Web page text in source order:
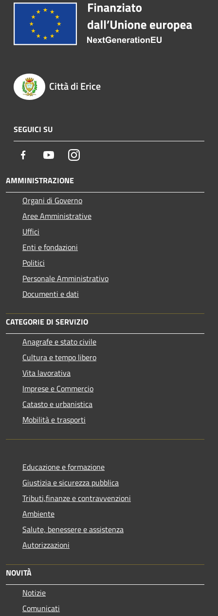
Città di Erice
SEGUICI SU
Facebook YoutubeInstagram
AMMINISTRAZIONE
Organi di Governo
Aree Amministrative
Uffici
Enti e fondazioni
Politici
Personale Amministrativo
Documenti e dati
CATEGORIE DI SERVIZIO
Anagrafe e stato civile
Cultura e tempo libero
Vita lavorativa
Imprese e Commercio
Catasto e urbanistica
Mobilità e trasporti
Educazione e formazione
Giustizia e sicurezza pubblica
Tributi,finanze e contravvenzioni
Ambiente
Salute, benessere e assistenza
Autorizzazioni
NOVITÀ
Notizie
Comunicati